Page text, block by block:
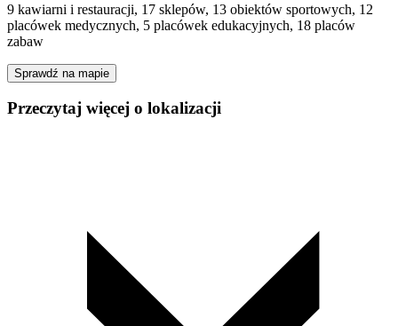
9 kawiarni i restauracji, 17 sklepów, 13 obiektów sportowych, 12
placówek medycznych, 5 placówek edukacyjnych, 18 placów
zabaw
Sprawdź na mapie
Przeczytaj więcej o lokalizacji